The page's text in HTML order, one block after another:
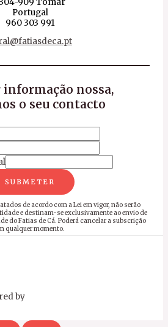
Portugal
960 303 991
informação nossa,
o seu contacto
SUBMETER
de acordo com a Lei em vigor, não serão
e destinam-se exclusivamente ao envio de
do Fatias de Cá. Poderá cancelar a subscrição
qualquer momento.
by